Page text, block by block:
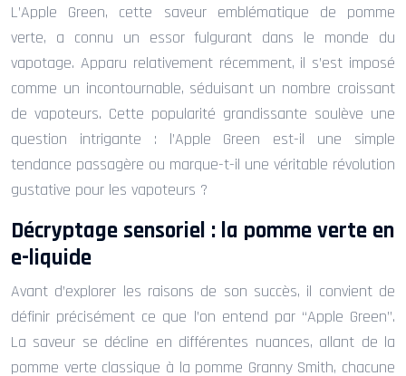
L’Apple Green, cette saveur emblématique de pomme
verte, a connu un essor fulgurant dans le monde du
vapotage. Apparu relativement récemment, il s’est imposé
comme un incontournable, séduisant un nombre croissant
de vapoteurs. Cette popularité grandissante soulève une
question intrigante : l’Apple Green est-il une simple
tendance passagère ou marque-t-il une véritable révolution
gustative pour les vapoteurs ?
Décryptage sensoriel : la pomme verte en
e-liquide
Avant d’explorer les raisons de son succès, il convient de
définir précisément ce que l’on entend par “Apple Green”.
La saveur se décline en différentes nuances, allant de la
pomme verte classique à la pomme Granny Smith, chacune